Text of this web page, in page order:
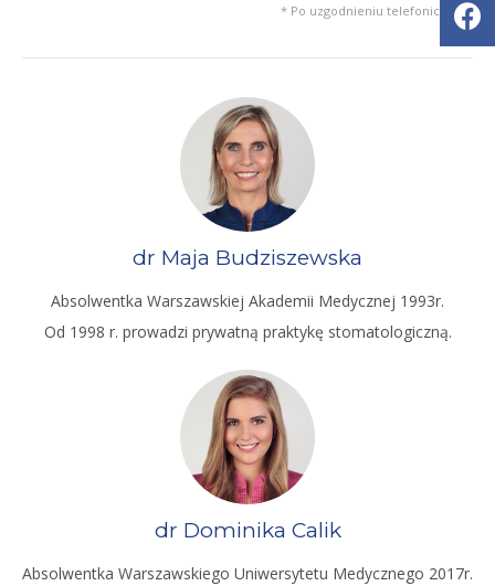
* Po uzgodnieniu telefonicznym
dr Maja Budziszewska
Absolwentka Warszawskiej Akademii Medycznej 1993r.
Od 1998 r. prowadzi prywatną praktykę stomatologiczną.
dr Dominika Calik
Absolwentka Warszawskiego Uniwersytetu Medycznego 2017r.